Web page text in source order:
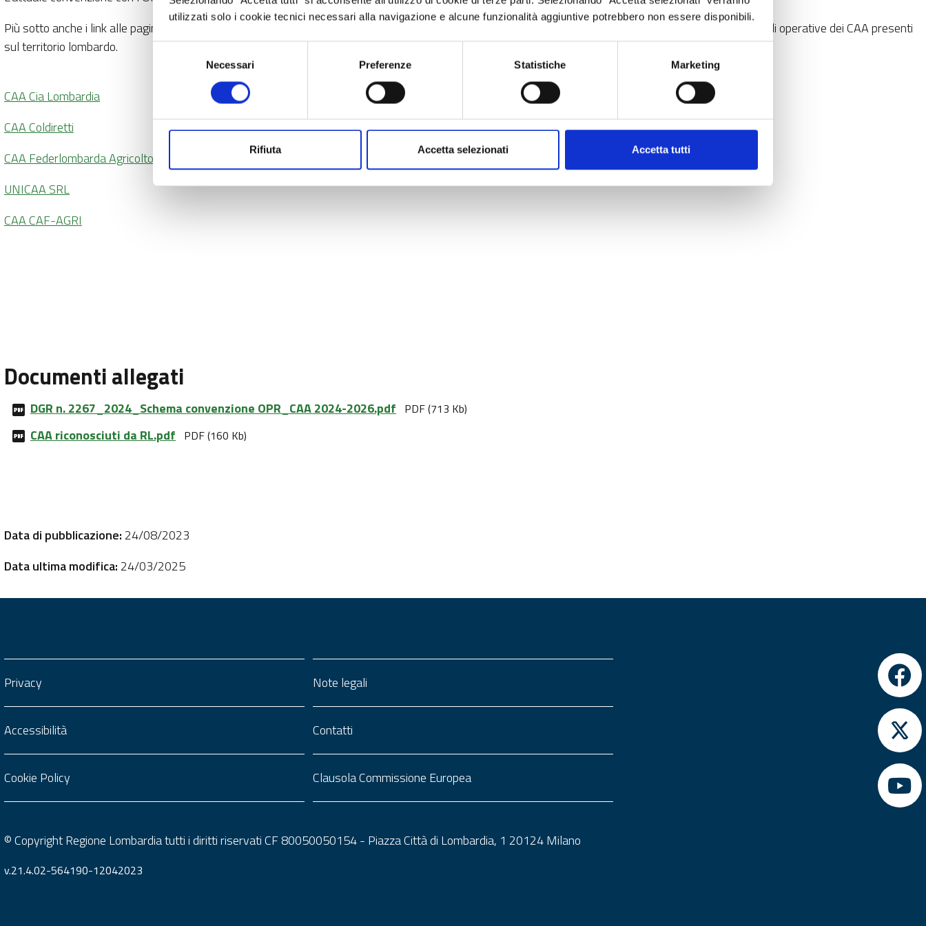
utilizzati solo i cookie tecnici necessari alla navigazione e alcune funzionalità aggiuntive potrebbero non essere disponibili.
Necessari Preferenze Statistiche Marketing
Rifiuta Accetta selezionati Accetta tutti
Più sotto anche i link alle pagine web dei siti di ciascun CAA dove potete trovare la sede locale più vicina a voi ed i riferimenti delle sedi regionali e delle sedi operative dei CAA presenti
sul territorio lombardo.
CAA Cia Lombardia
CAA Coldiretti
CAA Federlombarda Agricoltori
UNICAA SRL
CAA CAF-AGRI
Documenti allegati
DGR n. 2267_2024_Schema convenzione OPR_CAA 2024-2026.pdf PDF (713 Kb)
CAA riconosciuti da RL.pdf PDF (160 Kb)
Data di pubblicazione:24/08/2023
Data ultima modifica:24/03/2025
Privacy
Accessibilità
Cookie Policy
Note legali
Contatti
Clausola Commissione Europea
© Copyright Regione Lombardia tutti i diritti riservati CF 80050050154 - Piazza Città di Lombardia, 1 20124 Milano
v.21.4.02-564190-12042023